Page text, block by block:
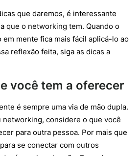
que daremos, é interessante
que o networking tem. Quando o
mente fica mais fácil aplicá-lo ao
reflexão feita, siga as dicas a
você tem a oferecer
é sempre uma via de mão dupla.
networking, considere o que você
para outra pessoa. Por mais que
se conectar com outros